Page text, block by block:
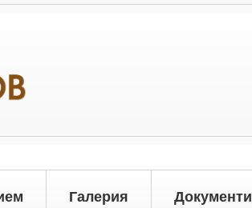
Галерия Документи